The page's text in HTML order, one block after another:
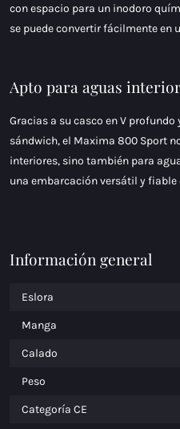
con espacio para un inodoro
se puede convertir fácilmente en
Apto para aguas
Gracias a su casco en V
sándwich, el Maxima 800 Sport
interiores, sino también para
una embarcación versátil y fiable
Información general
Eslora
Manga
Calado
Peso
Categoría CE